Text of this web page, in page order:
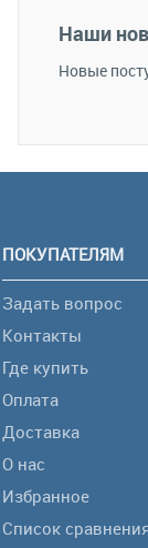
Наши
Новые
ПОКУПАТЕЛЯМ
Задать вопрос
Контакты
Где купить
Оплата
Доставка
О нас
Избранное
Список